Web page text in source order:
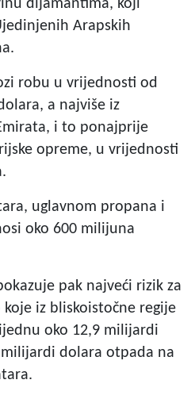
dijamantima, koji
Arapskih
robu u vrijednosti od
a najviše iz
i to ponajprije
opreme, u vrijednosti
uglavnom propana i
oko 600 milijuna
pak najveći rizik za
iz bliskoistočne regije
oko 12,9 milijardi
dolara otpada na